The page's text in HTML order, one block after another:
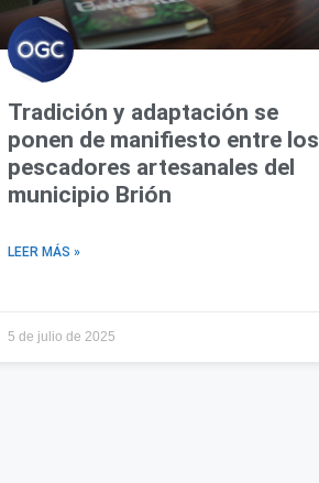
Tradición y adaptación se
ponen de manifiesto entre los
pescadores artesanales del
municipio Brión
LEER MÁS »
5 de julio de 2025